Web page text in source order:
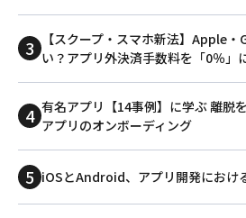
【スクープ・スマホ新法】Apple
い？アプリ外決済手数料を「0％」
有名アプリ【14事例】に学ぶ 離脱
アプリのオンボーディング
iOSとAndroid、アプリ開発におけ